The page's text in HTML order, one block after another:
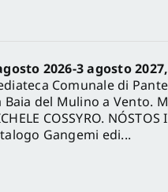
2026-3 agosto 2027,
Comunale di
Baia del Mulino a Vento.
COSSYRO. NÓSTOS
Gangemi edi...